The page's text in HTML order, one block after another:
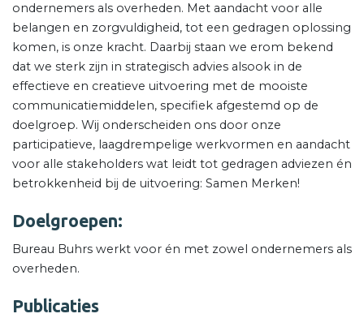
ondernemers als overheden. Met aandacht voor alle
belangen en zorgvuldigheid, tot een gedragen oplossing
komen, is onze kracht. Daarbij staan we erom bekend
dat we sterk zijn in strategisch advies alsook in de
effectieve en creatieve uitvoering met de mooiste
communicatiemiddelen, specifiek afgestemd op de
doelgroep. Wij onderscheiden ons door onze
participatieve, laagdrempelige werkvormen en aandacht
voor alle stakeholders wat leidt tot gedragen adviezen én
betrokkenheid bij de uitvoering: Samen Merken!
Doelgroepen:
Bureau Buhrs werkt voor én met zowel ondernemers als
overheden.
Publicaties